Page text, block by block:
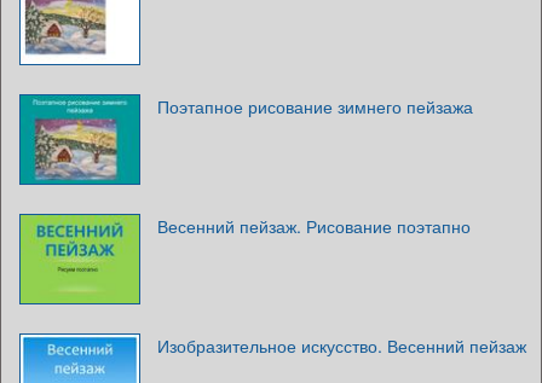
Поэтапное рисование зимнего пейзажа
Весенний пейзаж. Рисование поэтапно
Изобразительное искусство. Весенний пейзаж